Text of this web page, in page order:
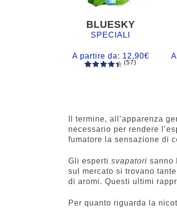
BLUESKY
SPECIALI
A partire da: 12,90€
recensio
ni
(57)
Il termine, all’apparenza
necessario per rendere
fumatore la sensazione di
Gli espertisvapatori sanno
sul mercato si trovano
di aromi. Questi ultimi
Per quanto riguarda la